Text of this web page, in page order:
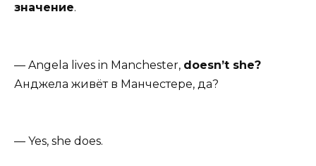
значение.
— Angela lives in Manchester, doesn’t she?
Анджела живёт в Манчестере, да?
— Yes, she does.